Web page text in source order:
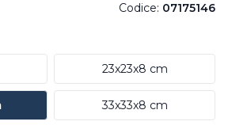
Codice: 07175146
23x23x8 cm
33x33x8 cm